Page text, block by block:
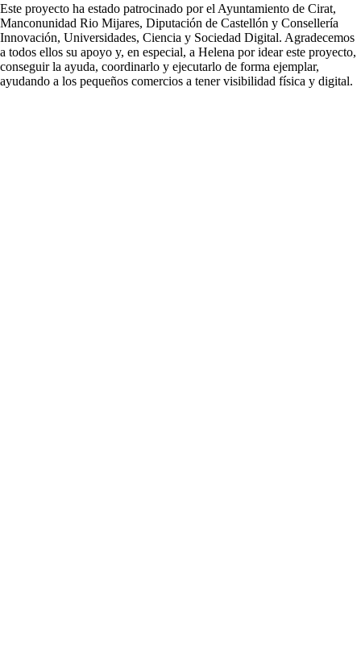
Este proyecto ha estado patrocinado por el Ayuntamiento de Cirat,
Manconunidad Rio Mijares, Diputación de Castellón y Consellería
Innovación, Universidades, Ciencia y Sociedad Digital. Agradecemos
a todos ellos su apoyo y, en especial, a Helena por idear este proyecto,
conseguir la ayuda, coordinarlo y ejecutarlo de forma ejemplar,
ayudando a los pequeños comercios a tener visibilidad física y digital.